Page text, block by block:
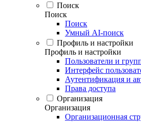
Поиск
Поиск
Поиск
Умный AI-поиск
Профиль и настройки
Профиль и настройки
Пользователи и
Интерфейс
Аутентификация и
Права доступа
Организация
Организация
Организационная